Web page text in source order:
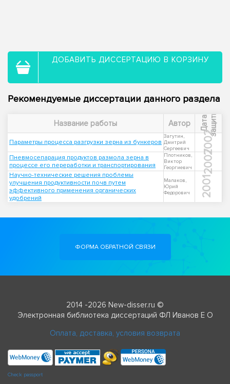
ДОБАВИТЬ ДИССЕРТАЦИЮ В КОРЗИНУ
Рекомендуемые диссертации данного раздела
Название работы Автор Д
а
т
а
з
а
щ
и
ты
Параметры процесса разгрузки зерна из бункеров
Загутин,
Дмитрий
Сергеевич
2002
Пневмосепарация продуктов размола зерна в
процессе его переработки и транспортирования
Плотников,
Виктор
Георгиевич
2007
Научно-технические решения проблемы
улучшения продуктивности почв путем
эффективного применения органических
удобрений
Малаков,
Юрий
Федорович
2001
ФОРМА ОБРАТНОЙ СВЯЗИ
2014 -2026 New-disser.ru ©
Электронная библиотека диссертаций ФЛ Иванов Е О
Оплата, доставка, условия возврата
Check passport